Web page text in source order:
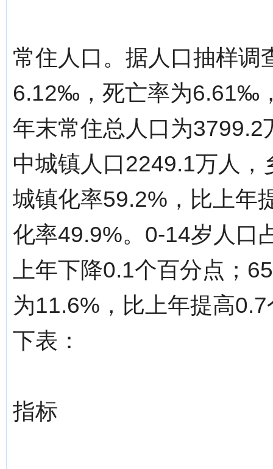
常住人口。据人口抽样调
6.12‰，死亡率为6.61‰
年末常住总人口为
中城镇人口2249.1万人
城镇化率59.2%，比上年
化率49.9%。0-14岁人口
上年下降0.1个百分点；
为11.6%，比上年提高
下表：
指标